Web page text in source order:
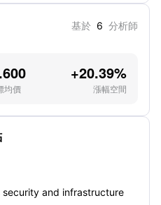
and infrastructure
基於 6 分析師
均價
+20.39%
漲幅空間